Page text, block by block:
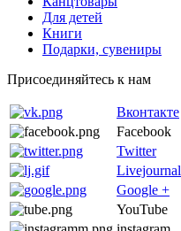
Для детей
Книги
Подарки, сувениры
Присоединяйтесь к нам
Вконтакте
Facebook
Twitter
Livejournal
Google +
YouTube